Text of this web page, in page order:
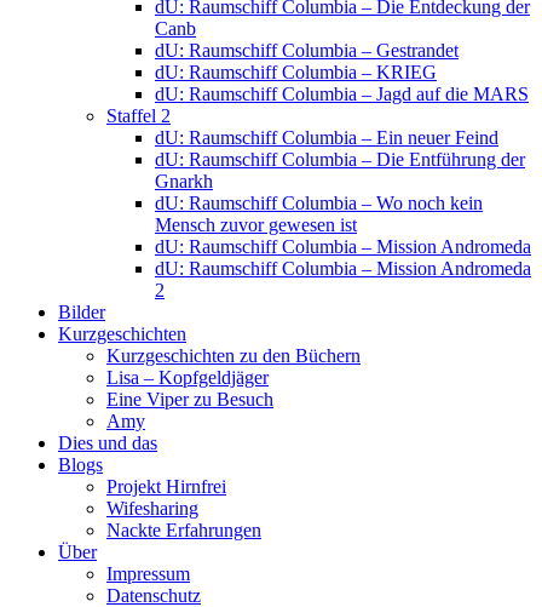
dU: Raumschiff Columbia – Die Entdeckung der
Canb
dU: Raumschiff Columbia – Gestrandet
dU: Raumschiff Columbia – KRIEG
dU: Raumschiff Columbia – Jagd auf die MARS
Staffel 2
dU: Raumschiff Columbia – Ein neuer Feind
dU: Raumschiff Columbia – Die Entführung der
Gnarkh
dU: Raumschiff Columbia – Wo noch kein
Mensch zuvor gewesen ist
dU: Raumschiff Columbia – Mission Andromeda
dU: Raumschiff Columbia – Mission Andromeda
2
Bilder
Kurzgeschichten
Kurzgeschichten zu den Büchern
Lisa – Kopfgeldjäger
Eine Viper zu Besuch
Amy
Dies und das
Blogs
Projekt Hirnfrei
Wifesharing
Nackte Erfahrungen
Über
Impressum
Datenschutz